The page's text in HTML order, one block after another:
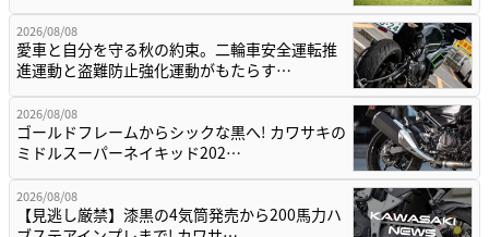
2026/08/08
愛車と自分を守る秋の約束。二輪車安全運転推
進運動と盗難防止強化運動がもたらす…
2026/08/08
ゴールドフレームからシックな黒へ! カワサキの
ミドルスーパーネイキッド202…
2026/08/08
【見逃し厳禁】漆黒の4気筒発売から200馬力ハ